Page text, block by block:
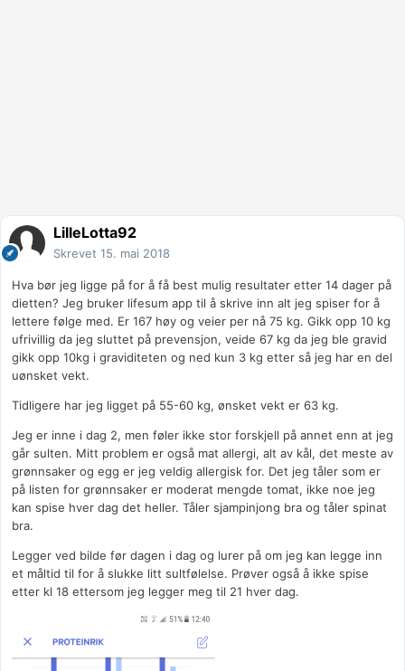
LilleLotta92
Skrevet 15. mai 2018
Hva bør jeg ligge på for å få best mulig resultater etter 14 dager på
dietten? Jeg bruker lifesum app til å skrive inn alt jeg spiser for å
lettere følge med. Er 167 høy og veier per nå 75 kg. Gikk opp 10 kg
ufrivillig da jeg sluttet på prevensjon, veide 67 kg da jeg ble gravid
gikk opp 10kg i graviditeten og ned kun 3 kg etter så jeg har en del
uønsket vekt.
Tidligere har jeg ligget på 55-60 kg, ønsket vekt er 63 kg.
Jeg er inne i dag 2, men føler ikke stor forskjell på annet enn at jeg
går sulten. Mitt problem er også mat allergi, alt av kål, det meste av
grønnsaker og egg er jeg veldig allergisk for. Det jeg tåler som er
på listen for grønnsaker er moderat mengde tomat, ikke noe jeg
kan spise hver dag det heller. Tåler sjampinjong bra og tåler spinat
bra.
Legger ved bilde før dagen i dag og lurer på om jeg kan legge inn
et måltid til for å slukke litt sultfølelse. Prøver også å ikke spise
etter kl 18 ettersom jeg legger meg til 21 hver dag.